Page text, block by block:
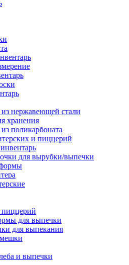
из нержавеющей стали
хранения
поликарбоната
и пиццерий
для вырубки/выпечки
пиццерий
для выпечки
для выпекания
и выпечки